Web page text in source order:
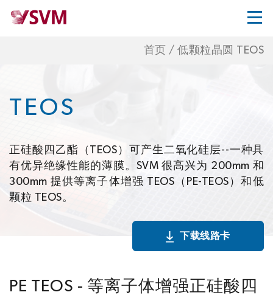
首页 / 低颗粒晶圆 TEOS
TEOS
正硅酸四乙酯（TEOS）可产生二氧化硅层--一种具
有优异绝缘性能的薄膜。SVM 很高兴为 200mm 和
300mm 提供等离子体增强 TEOS（PE-TEOS）和低
颗粒 TEOS。
下载线路卡
PE TEOS - 等离子体增强正硅酸四